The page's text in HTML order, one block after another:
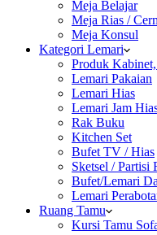
Meja Belajar
Meja Rias /
Meja Konsul
Kategori Lemari
Produk
Lemari Pakaian
Lemari Hias
Lemari Jam
Rak Buku
Kitchen Set
Bufet TV / Hias
Sketsel / Partisi
Bufet/Lemari
Lemari
Ruang Tamu
Kursi Tamu